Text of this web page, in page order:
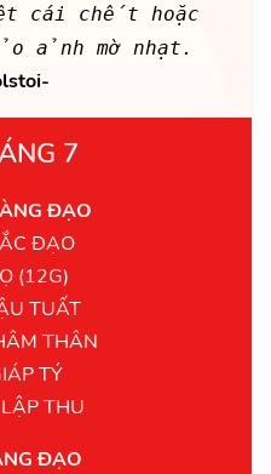
cái chết hoặc
ảnh mờ nhạt.
7
ĐẠO
ĐẠO
(12G)
TUẤT
THÂN
TÝ
THU
ĐẠO